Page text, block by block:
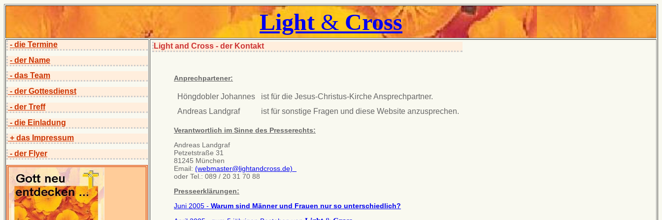
Light & Cross
- die Termine
- der Name
- das Team
- der Gottesdienst
- der Treff
- die Einladung
+ das Impressum
- der Flyer
Light and Cross - der Kontakt
Anprechpartener:
Höngdobler Johannes
ist für die Jesus-Christus-Kirche Ansprechpartner.
Andreas Landgraf
ist für sonstige Fragen und diese Website anzusprechen.
Verantwortlich im Sinne des Presserechts:
Andreas Landgraf
Petzetstraße 31
81245 München
Email: (webmaster@lightandcross.de)
oder Tel.: 089 / 20 31 70 88
Presseerklärungen:
Juni 2005 - Warum sind Männer und Frauen nur so unterschiedlich?